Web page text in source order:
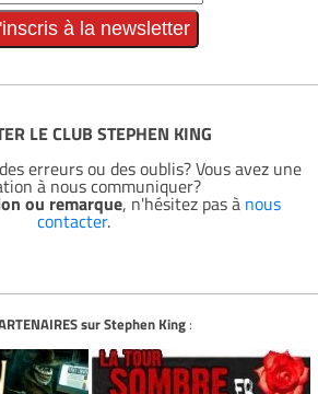
LE CLUB STEPHEN KING
erreurs ou des oublis? Vous avez une
à nous communiquer?
ou remarque, n'hésitez pas à nous
contacter.
sur Stephen King: